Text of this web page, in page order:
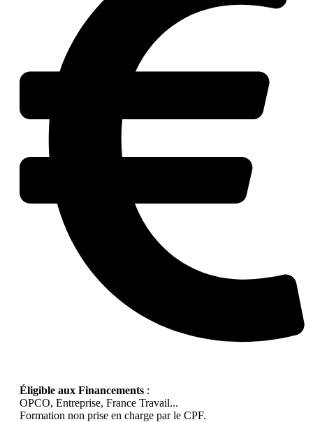
Éligible aux Financements :
OPCO, Entreprise, France Travail...
Formation non prise en charge par le CPF.